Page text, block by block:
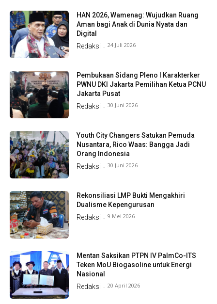
HAN 2026, Wamenag: Wujudkan Ruang
Aman bagi Anak di Dunia Nyata dan
Digital
Redaksi - 24 Juli 2026
Pembukaan Sidang Pleno I Karakterker
PWNU DKI Jakarta Pemilihan Ketua PCNU
Jakarta Pusat
Redaksi - 30 Juni 2026
Youth City Changers Satukan Pemuda
Nusantara, Rico Waas: Bangga Jadi
Orang Indonesia
Redaksi - 30 Juni 2026
Rekonsiliasi LMP Bukti Mengakhiri
Dualisme Kepengurusan
Redaksi - 9 Mei 2026
Mentan Saksikan PTPN IV PalmCo-ITS
Teken MoU Biogasoline untuk Energi
Nasional
Redaksi - 20 April 2026